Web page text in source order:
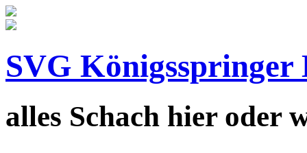
SVG Königsspringer
alles Schach hier oder